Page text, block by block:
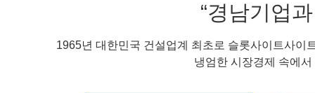
“경남기업
1965년 대한민국 건설업계 최초로 슬롯사이트사이
냉엄한 시장경제 속에